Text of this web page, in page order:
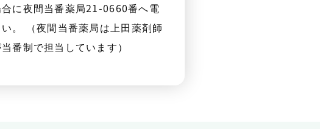
に夜間当番薬局21-0660番へ電
。 （夜間当番薬局は上田薬剤師
番制で担当しています）